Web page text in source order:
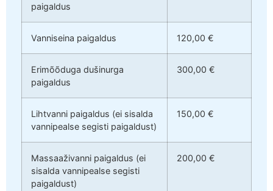
paigaldus
Vanniseina paigaldus 120,00 €
Erimõõduga dušinurga
paigaldus
300,00 €
Lihtvanni paigaldus (ei sisalda
vannipealse segisti paigaldust)
150,00 €
Massaaživanni paigaldus (ei
sisalda vannipealse segisti
paigaldust)
200,00 €